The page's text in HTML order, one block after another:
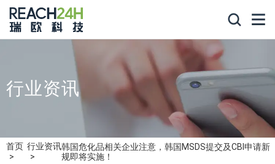
行业资讯
首页 行业资讯韩国危化品相关企业注意，韩国MSDS提交及CBI申请新
规即将实施！